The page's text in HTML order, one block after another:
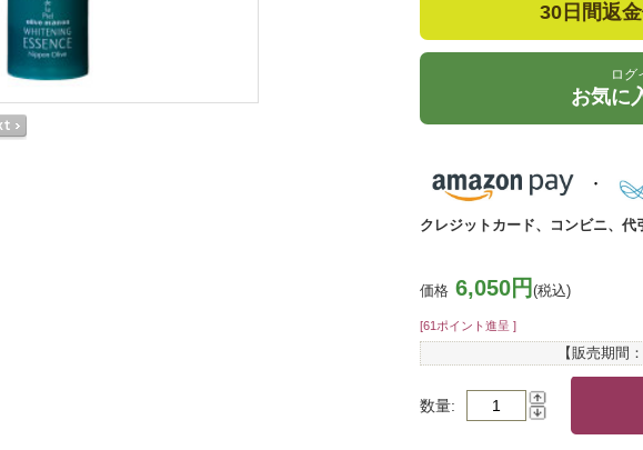
30日間返
ログ
お気に
クレジットカード、コンビニ、代
価格 6,050円 (税込)
[61ポイント進呈 ]
【販売期間：
数量